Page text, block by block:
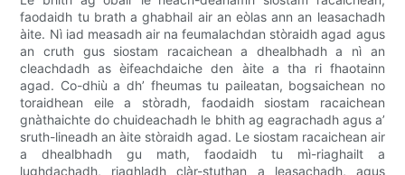
faodaidh tu brath a ghabhail air an eòlas ann an leasachadh
àite. Nì iad measadh air na feumalachdan stòraidh agad agus
an cruth gus siostam racaichean a dhealbhadh a nì an
cleachdadh as èifeachdaiche den àite a tha ri fhaotainn
agad. Co-dhiù a dh’ fheumas tu paileatan, bogsaichean no
toraidhean eile a stòradh, faodaidh siostam racaichean
gnàthaichte do chuideachadh le bhith ag eagrachadh agus a’
sruth-lineadh an àite stòraidh agad. Le siostam racaichean air
a dhealbhadh gu math, faodaidh tu mì-riaghailt a
lughdachadh, riaghladh clàr-stuthan a leasachadh, agus